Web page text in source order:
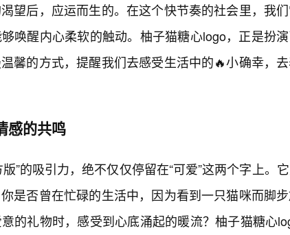
望后，应运而生的。在这个快节奏的社会里，我
唤醒内心柔软的触动。柚子猫糖心logo，正是扮
馨的方式，提醒我们去感受生活中的🔥小确幸，
感的共鸣
”的吸引力，绝不仅仅停留在“可爱”这两个字上。
是否曾在忙碌的生活中，因为看到一只猫咪而脚
的礼物时，感受到心底涌起的暖流？柚子猫糖心